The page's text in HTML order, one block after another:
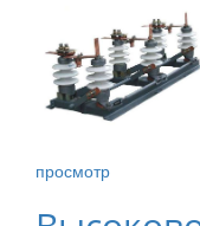
просмотр